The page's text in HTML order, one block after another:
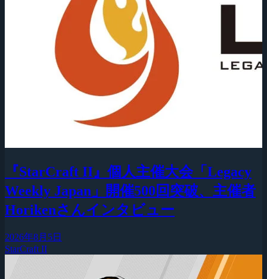
『StarCraft II』個人主催大会「Legacy
Weekly Japan」開催500回突破、主催者
Horikenさんインタビュー
2026年8月5日
StarCraft II